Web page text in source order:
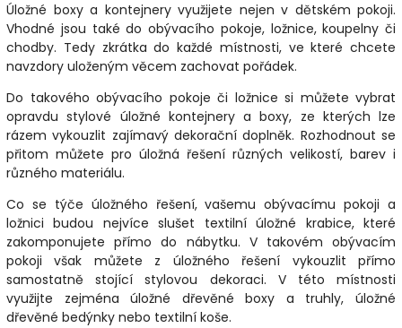
Úložné boxy a kontejnery využijete nejen v dětském pokoji.
Vhodné jsou také do obývacího pokoje, ložnice, koupelny či
chodby. Tedy zkrátka do každé místnosti, ve které chcete
navzdory uloženým věcem zachovat pořádek.
Do takového obývacího pokoje či ložnice si můžete vybrat
opravdu stylové úložné kontejnery a boxy, ze kterých lze
rázem vykouzlit zajímavý dekorační doplněk. Rozhodnout se
přitom můžete pro úložná řešení různých velikostí, barev i
různého materiálu.
Co se týče úložného řešení, vašemu obývacímu pokoji a
ložnici budou nejvíce slušet textilní úložné krabice, které
zakomponujete přímo do nábytku. V takovém obývacím
pokoji však můžete z úložného řešení vykouzlit přímo
samostatně stojící stylovou dekoraci. V této místnosti
využijte zejména úložné dřevěné boxy a truhly, úložné
dřevěné bedýnky nebo textilní koše.